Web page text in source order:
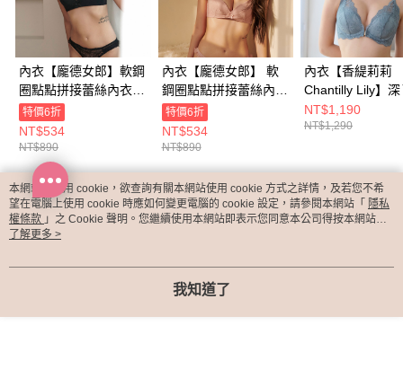
內衣【龐德女郎】軟鋼
圈點點拼接蕾絲內衣
(黑)
特價6折
NT$534
NT$890
內衣【龐德女郎】 軟
鋼圈點點拼接蕾絲內衣
(玫瑰粉)
特價6折
NT$534
NT$890
內衣【香緹莉莉
Chantilly Lily】深
扣可交叉美背內
沙藍)
NT$1,190
NT$1,290
熱門標籤
本網站中使用 cookie，欲查詢有關本網站使用 cookie 方式之詳情，及若您不希
望在電腦上使用 cookie 時應如何變更電腦的 cookie 設定，請參閱本網站「 隱私
權條款 」之 Cookie 聲明。您繼續使用本網站即表示您同意本公司得按本網站使
用條款之 Cookie 聲明使用 cookie。
了解更多 >
我知道了